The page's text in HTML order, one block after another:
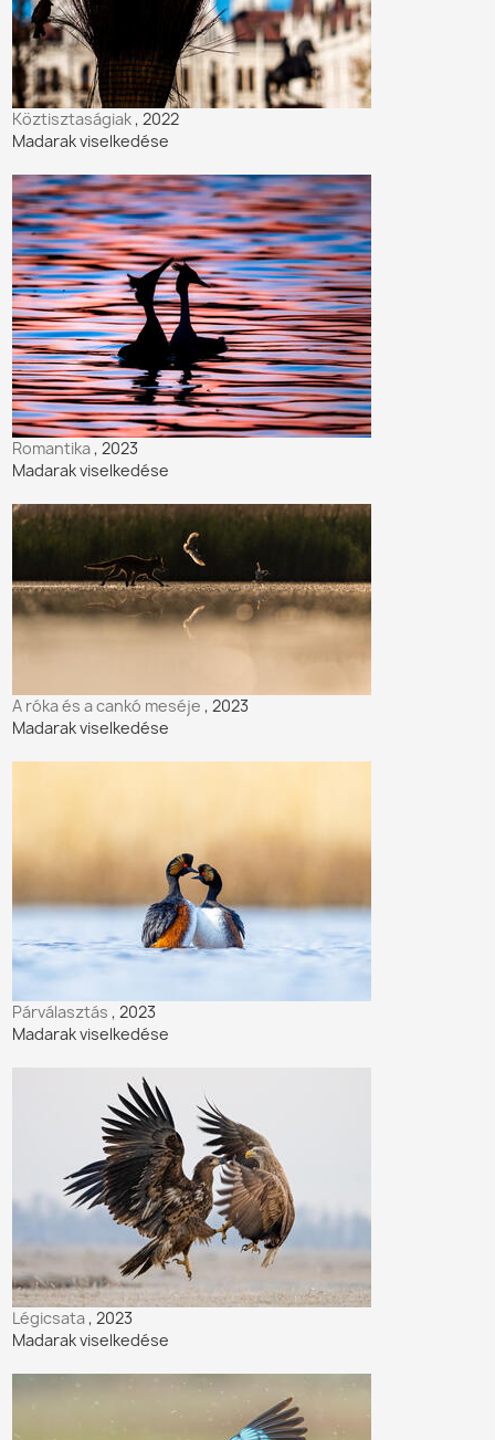
Köztisztaságiak, 2022
Madarak viselkedése
Romantika, 2023
Madarak viselkedése
A róka és a cankó meséje, 2023
Madarak viselkedése
Párválasztás, 2023
Madarak viselkedése
Légicsata, 2023
Madarak viselkedése